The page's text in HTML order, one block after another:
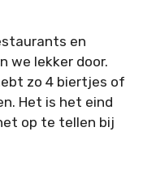
en
we lekker door.
zo 4 biertjes of
Het is het eind
op te tellen bij